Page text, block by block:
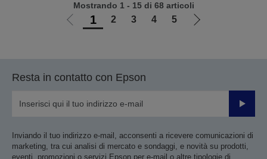
Vai
1 2 3 4 5
Vai
Mostrando 1 - 15 di 68 articoli
Resta in contatto con Epson
Invia
Inviando il tuo indirizzo e-mail, acconsenti a ricevere comunicazioni di
marketing, tra cui analisi di mercato e sondaggi, e novità su prodotti,
eventi, promozioni o servizi Epson per e-mail o altre tipologie di